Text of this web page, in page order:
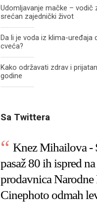
Udomljavanje mačke – vodič
srećan zajednički život
Da li je voda iz klima-uređaja
cveća?
Kako održavati zdrav i
godine
Sa Twittera
Knez Mihailova -
pasaž 80 ih ispred
prodavnica Narodne
Cinephoto odmah